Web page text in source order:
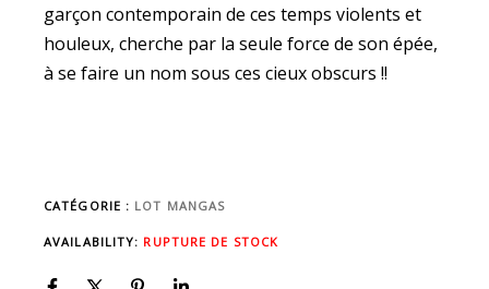
garçon contemporain de ces temps violents et
houleux, cherche par la seule force de son épée,
à se faire un nom sous ces cieux obscurs !!
CATÉGORIE : LOT MANGAS
AVAILABILITY: RUPTURE DE STOCK